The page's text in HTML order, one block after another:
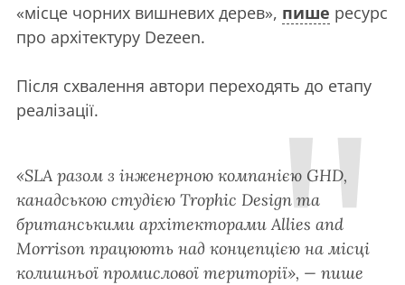
«місце чорних вишневих дерев», пише ресурс
про архітектуру Dezeen.
Після схвалення автори переходять до етапу
реалізації.
«SLA разом з інженерною компанією GHD,
канадською студією Trophic Design та
британськими архітекторами Allies and
Morrison працюють над концепцією на місці
колишньої промислової території», — пише